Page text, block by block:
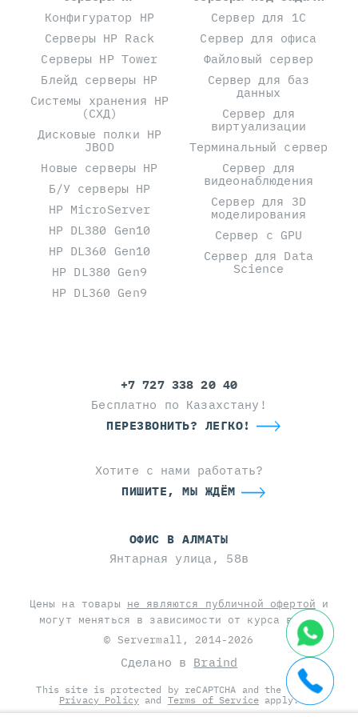
Конфигуратор HP
Серверы HP Rack
Серверы HP Tower
Блейд серверы HP
Системы хранения HP
(СХД)
Дисковые полки HP
JBOD
Новые серверы HP
Б/У серверы HP
HP MicroServer
HP DL380 Gen10
HP DL360 Gen10
HP DL380 Gen9
HP DL360 Gen9
Сервер для 1С
Сервер для офиса
Файловый сервер
Сервер для баз
данных
Сервер для
виртуализации
Терминальный сервер
Сервер для
видеонаблюдения
Сервер для 3D
моделирования
Сервер с GPU
Сервер для Data
Science
+7 727 338 20 40
Бесплатно по Казахстану!
ПЕРЕЗВОНИТЬ? ЛЕГКО!
Хотите с нами работать?
ПИШИТЕ, МЫ ЖДЁМ
ОФИС В АЛМАТЫ
Янтарная улица, 58в
Цены на товары не являются публичной офертой и
могут меняться в зависимости от курса валют
© Servermall, 2014-2026
Сделано в Braind
This site is protected by reCAPTCHA and the Google
Privacy Policy and Terms of Serviceapply.